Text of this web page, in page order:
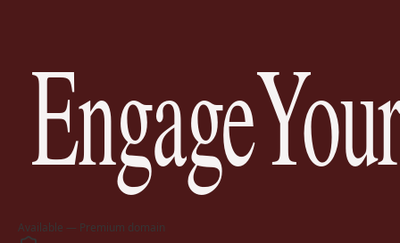
Available — Premium domain